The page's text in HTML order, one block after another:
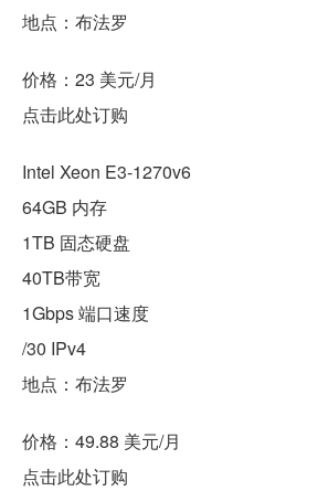
地点：布法罗
价格：23 美元/月
点击此处订购
Intel Xeon E3-1270v6
64GB 内存
1TB 固态硬盘
40TB带宽
1Gbps 端口速度
/30 IPv4
地点：布法罗
价格：49.88 美元/月
点击此处订购